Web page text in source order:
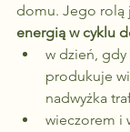
domu. Jego rolą
energią w cyklu
w dzień,
produkuje
nadwyżka
wieczorem i